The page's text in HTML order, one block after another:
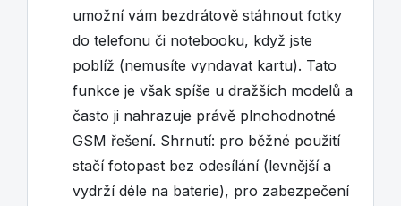
umožní vám bezdrátově stáhnout fotky
do telefonu či notebooku, když jste
poblíž (nemusíte vyndavat kartu). Tato
funkce je však spíše u dražších modelů a
často ji nahrazuje právě plnohodnotné
GSM řešení. Shrnutí: pro běžné použití
stačí fotopast bez odesílání (levnější a
vydrží déle na baterie), pro zabezpečení